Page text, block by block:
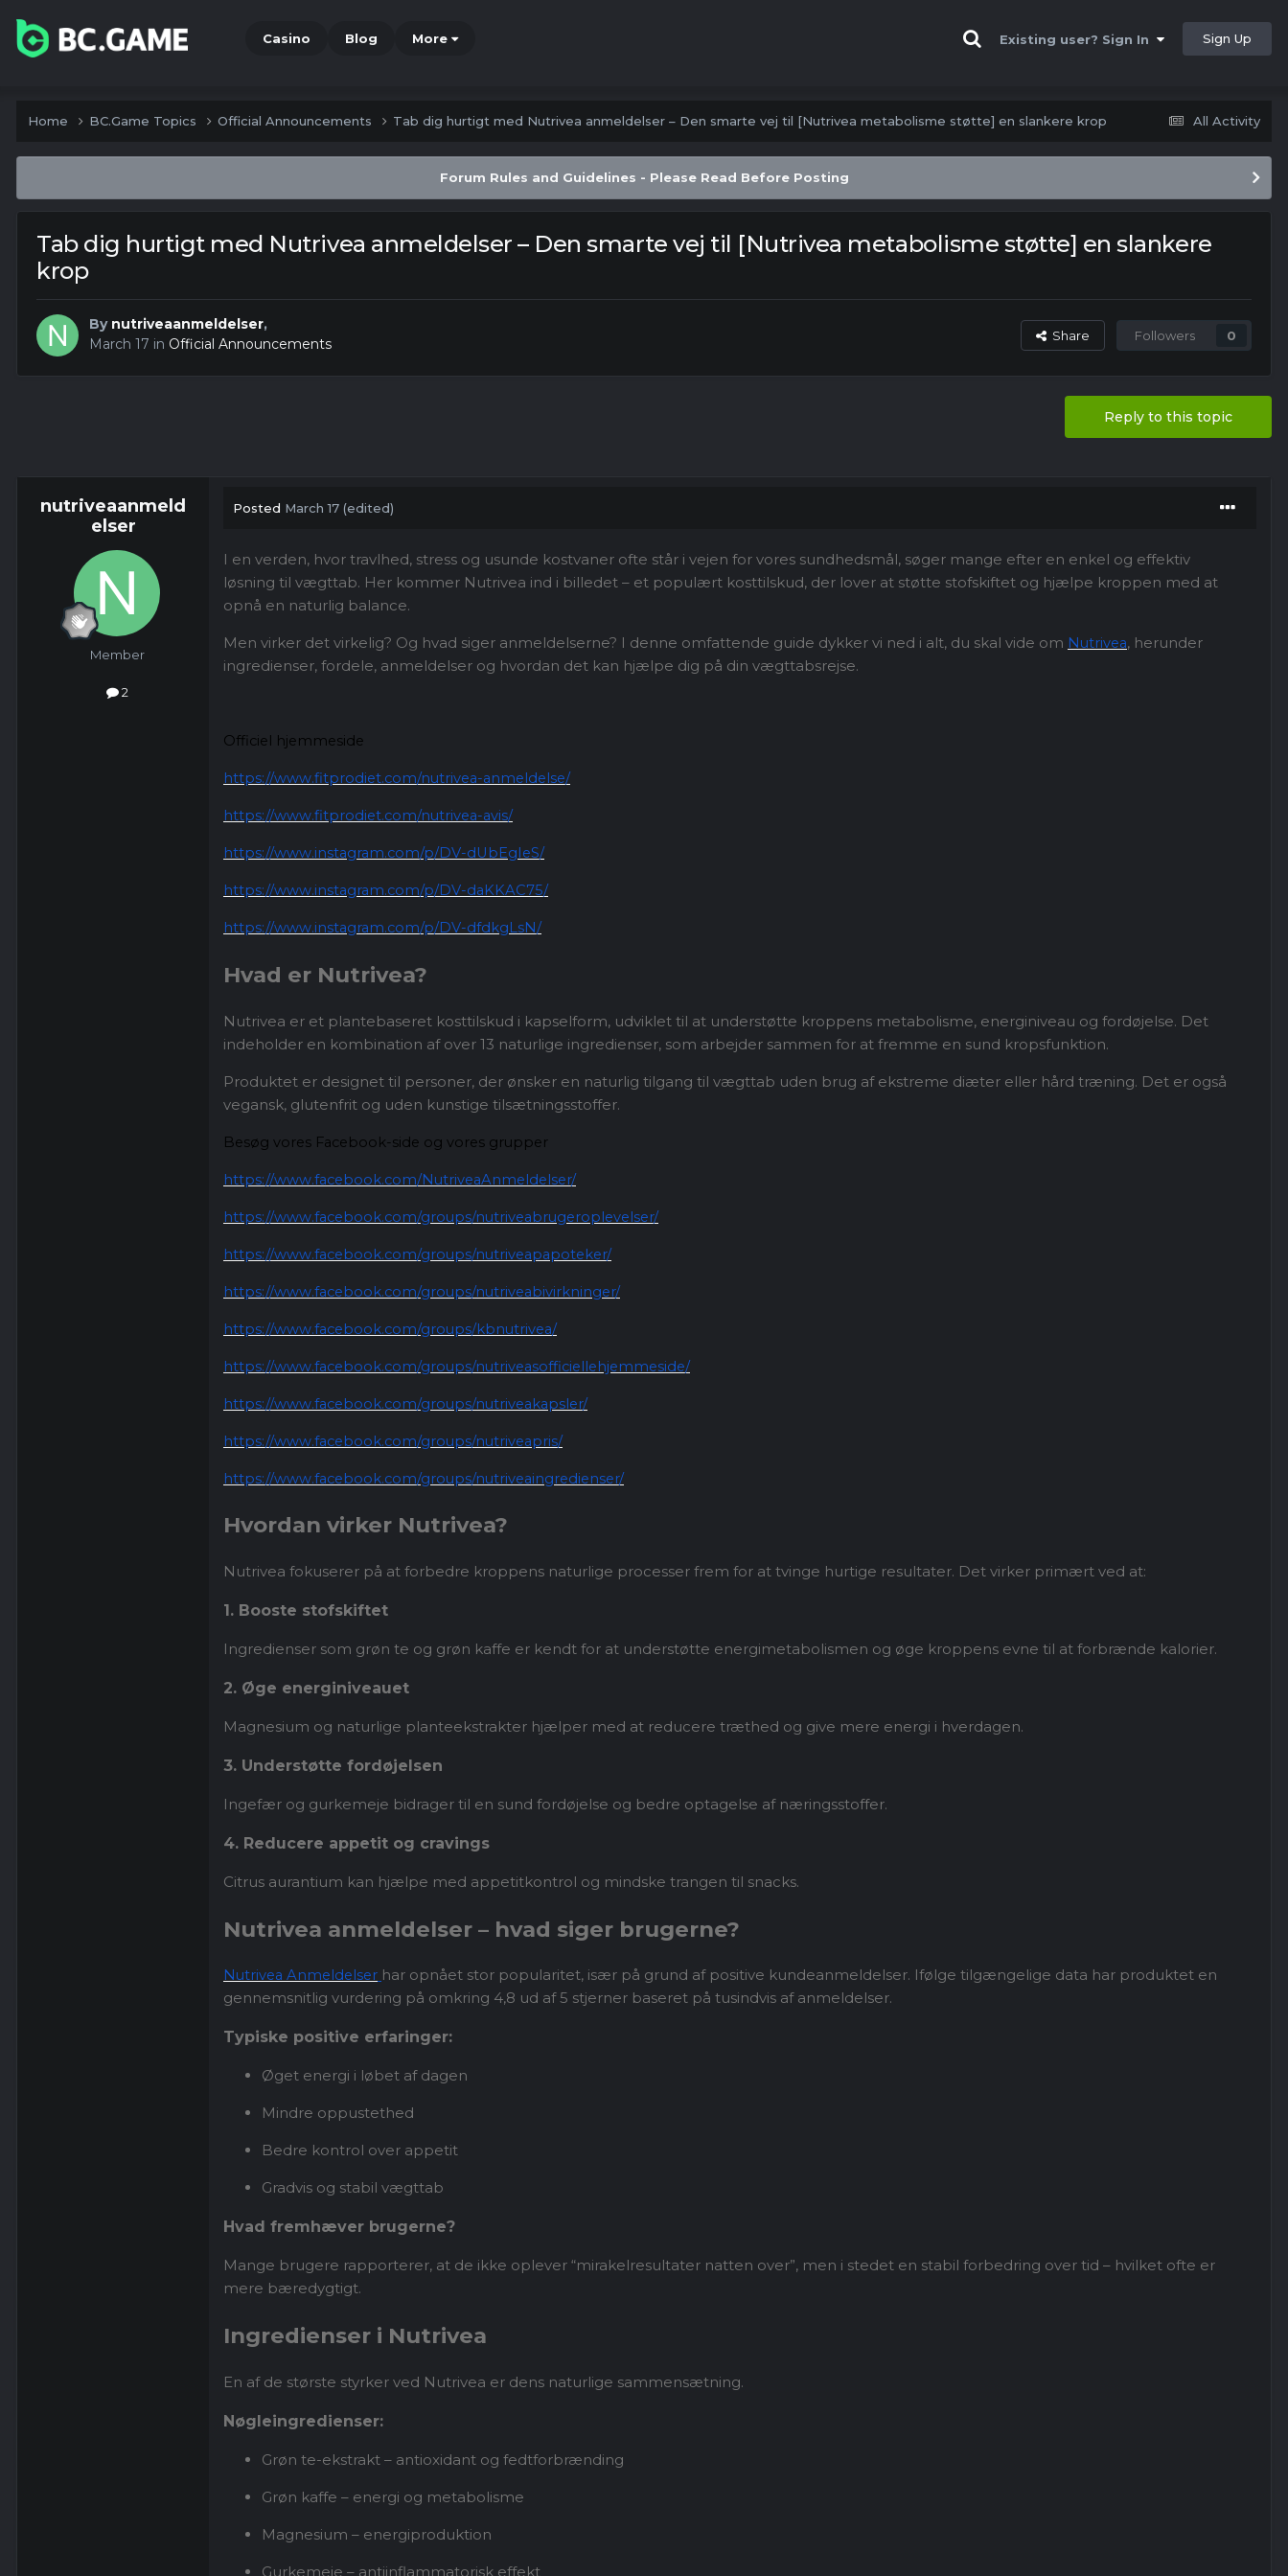
Casino Blog More Existing user? Sign In Sign Up
All Activity
Home BC.Game Topics Official Announcements Tab dig hurtigt med Nutrivea anmeldelser – Den smarte vej til [Nutrivea metabolisme støtte] en slankere krop
Forum Rules and Guidelines - Please Read Before Posting
Tab dig hurtigt med Nutrivea anmeldelser – Den smarte vej til [Nutrivea metabolisme støtte] en slankere
krop
By nutriveaanmeldelser,
March 17 in Official Announcements Share Followers 0
Reply to this topic
nutriveaanmeld
elser
Member
2
Posted March 17 (edited)
I en verden, hvor travlhed, stress og usunde kostvaner ofte står i vejen for vores sundhedsmål, søger mange efter en enkel og effektiv
løsning til vægttab. Her kommer Nutrivea ind i billedet – et populært kosttilskud, der lover at støtte stofskiftet og hjælpe kroppen med at
opnå en naturlig balance.
Men virker det virkelig? Og hvad siger anmeldelserne? I denne omfattende guide dykker vi ned i alt, du skal vide om Nutrivea, herunder
ingredienser, fordele, anmeldelser og hvordan det kan hjælpe dig på din vægttabsrejse.
Officiel hjemmeside
https://www.fitprodiet.com/nutrivea-anmeldelse/
https://www.fitprodiet.com/nutrivea-avis/
https://www.instagram.com/p/DV-dUbEgIeS/
https://www.instagram.com/p/DV-daKKAC75/
https://www.instagram.com/p/DV-dfdkgLsN/
Hvad er Nutrivea?
Nutrivea er et plantebaseret kosttilskud i kapselform, udviklet til at understøtte kroppens metabolisme, energiniveau og fordøjelse. Det
indeholder en kombination af over 13 naturlige ingredienser, som arbejder sammen for at fremme en sund kropsfunktion.
Produktet er designet til personer, der ønsker en naturlig tilgang til vægttab uden brug af ekstreme diæter eller hård træning. Det er også
vegansk, glutenfrit og uden kunstige tilsætningsstoffer.
Besøg vores Facebook-side og vores grupper
https://www.facebook.com/NutriveaAnmeldelser/
https://www.facebook.com/groups/nutriveabrugeroplevelser/
https://www.facebook.com/groups/nutriveapapoteker/
https://www.facebook.com/groups/nutriveabivirkninger/
https://www.facebook.com/groups/kbnutrivea/
https://www.facebook.com/groups/nutriveasofficiellehjemmeside/
https://www.facebook.com/groups/nutriveakapsler/
https://www.facebook.com/groups/nutriveapris/
https://www.facebook.com/groups/nutriveaingredienser/
Hvordan virker Nutrivea?
Nutrivea fokuserer på at forbedre kroppens naturlige processer frem for at tvinge hurtige resultater. Det virker primært ved at:
1. Booste stofskiftet
Ingredienser som grøn te og grøn kaffe er kendt for at understøtte energimetabolismen og øge kroppens evne til at forbrænde kalorier.
2. Øge energiniveauet
Magnesium og naturlige planteekstrakter hjælper med at reducere træthed og give mere energi i hverdagen.
3. Understøtte fordøjelsen
Ingefær og gurkemeje bidrager til en sund fordøjelse og bedre optagelse af næringsstoffer.
4. Reducere appetit og cravings
Citrus aurantium kan hjælpe med appetitkontrol og mindske trangen til snacks.
Nutrivea anmeldelser – hvad siger brugerne?
Nutrivea Anmeldelser har opnået stor popularitet, især på grund af positive kundeanmeldelser. Ifølge tilgængelige data har produktet en
gennemsnitlig vurdering på omkring 4,8 ud af 5 stjerner baseret på tusindvis af anmeldelser.
Typiske positive erfaringer:
Øget energi i løbet af dagen
Mindre oppustethed
Bedre kontrol over appetit
Gradvis og stabil vægttab
Hvad fremhæver brugerne?
Mange brugere rapporterer, at de ikke oplever “mirakelresultater natten over”, men i stedet en stabil forbedring over tid – hvilket ofte er
mere bæredygtigt.
Ingredienser i Nutrivea
En af de største styrker ved Nutrivea er dens naturlige sammensætning.
Nøgleingredienser:
Grøn te-ekstrakt – antioxidant og fedtforbrænding
Grøn kaffe – energi og metabolisme
Magnesium – energiproduktion
Gurkemeje – antiinflammatorisk effekt